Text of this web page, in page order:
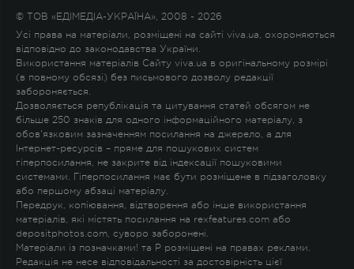
© ТОВ «ЕДІМЕДІА-УКРАЇНА», 2008 - 2026
Усі права на матеріали, розміщені на сайті viva.ua, охороняються
відповідно до законодавства України.
Використання матеріалів Сайту viva.ua в оригінальному розмірі
(в повному обсязі) без письмового дозволу редакції
забороняється.
Дозволяється републікація та цитування статей обсягом не
більше 250 знаків для одного інформаційного матеріалу, з
обов'язковим зазначенням посилання на джерело, а для
Інтернет-ресурсів – пряме для пошукових систем
гіперпосилання, не закрите від індексації пошуковими
системами. Гіперпосилання має бути розміщене в підзаголовку
або першому абзаці матеріалу.
Передрук, копіювання, відтворення або інше використання
матеріалів, які містять посилання на rexfeatures.com або
depositphotos.com, суворо заборонені.
Матеріали із позначками! та P розміщені на правах реклами.
Редакція не несе відповідальності за достовірність цієї